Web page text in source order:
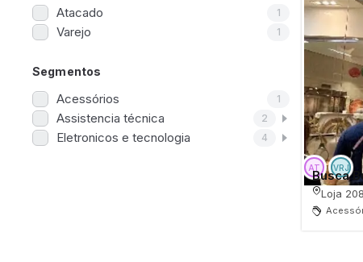
Atacado 1
Varejo 1
Segmentos
Acessórios 1
Assistencia técnica 2
Eletronicos e tecnologia 4
Busca
Loja